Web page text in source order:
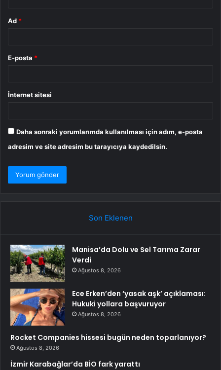
Ad *
E-posta *
İnternet sitesi
Daha sonraki yorumlarımda kullanılması için adım, e-posta
adresim ve site adresim bu tarayıcıya kaydedilsin.
Son Eklenen
Manisa’da Dolu ve Sel Tarıma Zarar
Verdi
Ağustos 8, 2026
Ece Erken’den ‘yasak aşk’ açıklaması:
Hukuki yollara başvuruyor
Ağustos 8, 2026
Rocket Companies hissesi bugün neden toparlanıyor?
Ağustos 8, 2026
İzmir Karabağlar’da BİO fark yarattı